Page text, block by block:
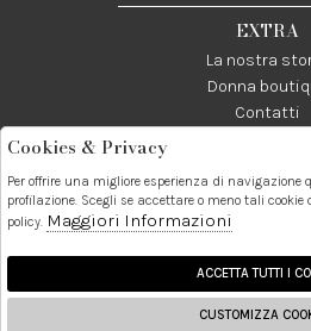
EXTRA
La nostra
Donna
Contatti
Telefono:
089237858
Whatsapp:
3338855601
Cookies & Privacy
Per offrire una migliore esperienza di navigazione
profilazione. Scegli se accettare o meno tali
policy. Maggiori Informazioni
ACCETTA TUTTI I
CUSTOMIZZA